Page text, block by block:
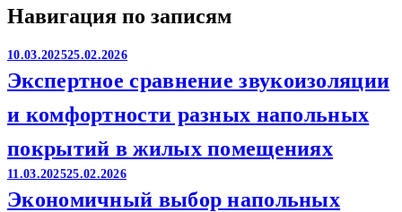
Навигация по записям
10.03.202525.02.2026
Экспертное сравнение звукоизоляции
и комфортности разных напольных
покрытий в жилых помещениях
11.03.202525.02.2026
Экономичный выбор напольных